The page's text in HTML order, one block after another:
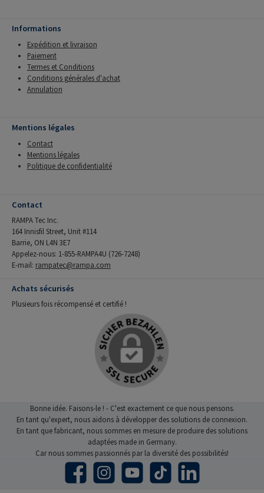
Informations
Expédition et livraison
Paiement
Termes et Conditions
Conditions générales d'achat
Annulation
Mentions légales
Contact
Mentions légales
Politique de confidentialité
Contact
RAMPA Tec Inc.
164 Innisfil Street, Unit #114
Barrie, ON L4N 3E7
Appelez-nous: 1-855-RAMPA4U (726-7248)
E-mail: rampatec@rampa.com
Achats sécurisés
Plusieurs fois récompensé et certifié !
Bonne idée. Faisons-le ! - C'est exactement ce que nous pensons.
En tant qu'expert, nous aidons à développer des solutions de connexion.
En tant que fabricant, nous sommes en mesure de produire des solutions
adaptées made in Germany.
Car nous sommes passionnés par la diversité des possibilités!
Facebook Instagram YouTube TikTok LinkedIn